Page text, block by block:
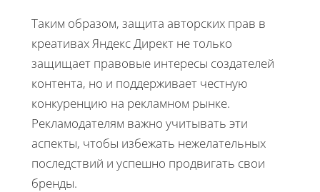
Таким образом, защита авторских прав в
креативах Яндекс Директ не только
защищает правовые интересы создателей
контента, но и поддерживает честную
конкуренцию на рекламном рынке.
Рекламодателям важно учитывать эти
аспекты, чтобы избежать нежелательных
последствий и успешно продвигать свои
бренды.